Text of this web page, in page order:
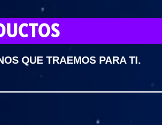
QUE TRAEMOS PARA TI.